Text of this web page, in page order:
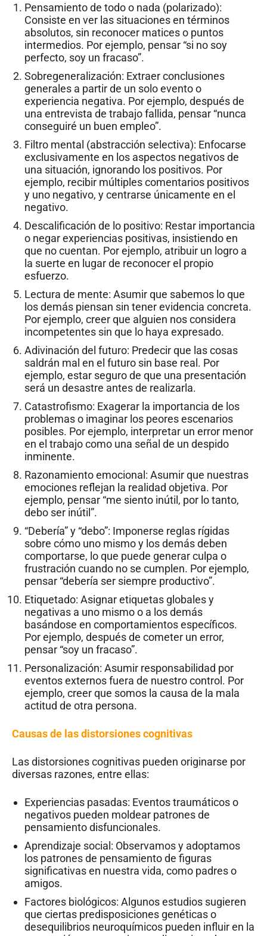
Pensamiento de todo o nada (polarizado):
Consiste en ver las situaciones en términos
absolutos, sin reconocer matices o puntos
intermedios. Por ejemplo, pensar “si no soy
perfecto, soy un fracaso”.
Sobregeneralización: Extraer conclusiones
generales a partir de un solo evento o
experiencia negativa. Por ejemplo, después de
una entrevista de trabajo fallida, pensar “nunca
conseguiré un buen empleo”.
Filtro mental (abstracción selectiva): Enfocarse
exclusivamente en los aspectos negativos de
una situación, ignorando los positivos. Por
ejemplo, recibir múltiples comentarios positivos
y uno negativo, y centrarse únicamente en el
negativo.
Descalificación de lo positivo: Restar importancia
o negar experiencias positivas, insistiendo en
que no cuentan. Por ejemplo, atribuir un logro a
la suerte en lugar de reconocer el propio
esfuerzo.
Lectura de mente: Asumir que sabemos lo que
los demás piensan sin tener evidencia concreta.
Por ejemplo, creer que alguien nos considera
incompetentes sin que lo haya expresado.
Adivinación del futuro: Predecir que las cosas
saldrán mal en el futuro sin base real. Por
ejemplo, estar seguro de que una presentación
será un desastre antes de realizarla.
Catastrofismo: Exagerar la importancia de los
problemas o imaginar los peores escenarios
posibles. Por ejemplo, interpretar un error menor
en el trabajo como una señal de un despido
inminente.
Razonamiento emocional: Asumir que nuestras
emociones reflejan la realidad objetiva. Por
ejemplo, pensar “me siento inútil, por lo tanto,
debo ser inútil”.
“Debería” y “debo”: Imponerse reglas rígidas
sobre cómo uno mismo y los demás deben
comportarse, lo que puede generar culpa o
frustración cuando no se cumplen. Por ejemplo,
pensar “debería ser siempre productivo”.
Etiquetado: Asignar etiquetas globales y
negativas a uno mismo o a los demás
basándose en comportamientos específicos.
Por ejemplo, después de cometer un error,
pensar “soy un fracaso”.
Personalización: Asumir responsabilidad por
eventos externos fuera de nuestro control. Por
ejemplo, creer que somos la causa de la mala
actitud de otra persona.
Causas de las distorsiones cognitivas
Las distorsiones cognitivas pueden originarse por
diversas razones, entre ellas:
Experiencias pasadas: Eventos traumáticos o
negativos pueden moldear patrones de
pensamiento disfuncionales.
Aprendizaje social: Observamos y adoptamos
los patrones de pensamiento de figuras
significativas en nuestra vida, como padres o
amigos.
Factores biológicos: Algunos estudios sugieren
que ciertas predisposiciones genéticas o
desequilibrios neuroquímicos pueden influir en la